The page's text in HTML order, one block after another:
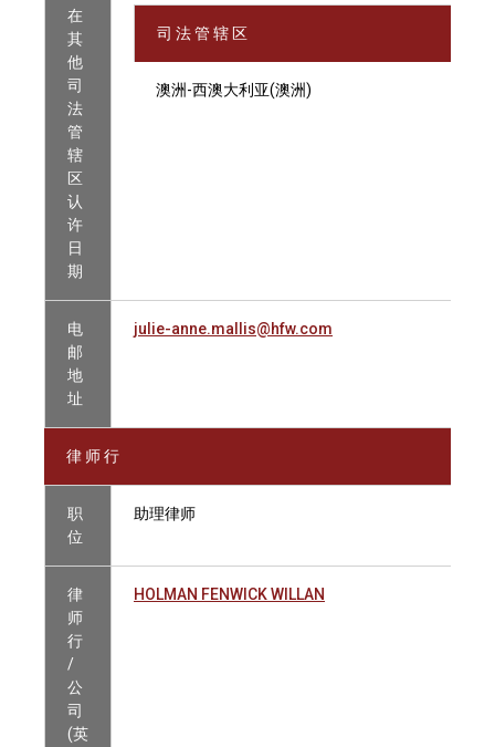
在
其
他
司
法
管
辖
区
认
许
日
期
司 法 管 辖 区
澳洲-西澳大利亚(澳洲)
电
邮
地
址
julie-anne.mallis@hfw.com
律 师 行
职
位
助理律师
律
师
行
/
公
司
(英
HOLMAN FENWICK WILLAN